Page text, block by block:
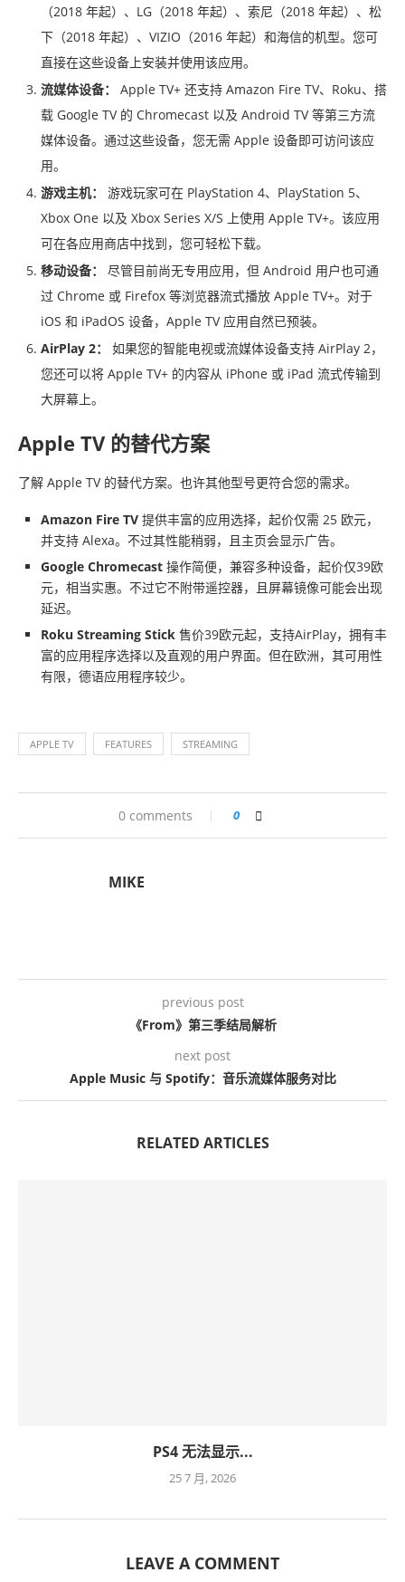
（2018 年起）、LG（2018 年起）、索尼（2018 年起）、松
下（2018 年起）、VIZIO（2016 年起）和海信的机型。您可
直接在这些设备上安装并使用该应用。
流媒体设备： Apple TV+ 还支持 Amazon Fire TV、Roku、搭
载 Google TV 的 Chromecast 以及 Android TV 等第三方流
媒体设备。通过这些设备，您无需 Apple 设备即可访问该应
用。
游戏主机： 游戏玩家可在 PlayStation 4、PlayStation 5、
Xbox One 以及 Xbox Series X/S 上使用 Apple TV+。该应用
可在各应用商店中找到，您可轻松下载。
移动设备： 尽管目前尚无专用应用，但 Android 用户也可通
过 Chrome 或 Firefox 等浏览器流式播放 Apple TV+。对于
iOS 和 iPadOS 设备，Apple TV 应用自然已预装。
AirPlay 2：
如果您的智能电视或流媒体设备支持 AirPlay 2，
您还可以将 Apple TV+ 的内容从 iPhone 或 iPad 流式传输到
大屏幕上。
Apple TV 的替代方案
了解 Apple TV 的替代方案。也许其他型号更符合您的需求。
Amazon Fire TV 提供丰富的应用选择，起价仅需 25 欧元，
并支持 Alexa。不过其性能稍弱，且主页会显示广告。
Google Chromecast 操作简便，兼容多种设备，起价仅39欧
元，相当实惠。不过它不附带遥控器，且屏幕镜像可能会出现
延迟。
Roku Streaming Stick 售价39欧元起，支持AirPlay，拥有丰
富的应用程序选择以及直观的用户界面。但在欧洲，其可用性
有限，德语应用程序较少。
APPLE TV FEATURES STREAMING
0 comments 0
MIKE
previous post
《From》第三季结局解析
next post
Apple Music 与 Spotify：音乐流媒体服务对比
RELATED ARTICLES
PS4 无法显示...
25 7 月, 2026
LEAVE A COMMENT